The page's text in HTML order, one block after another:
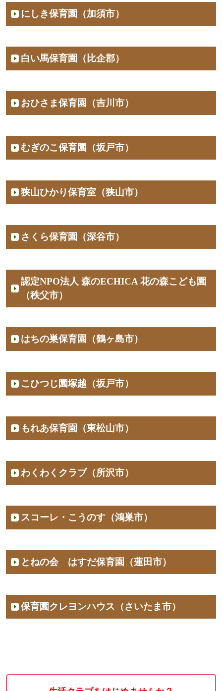
にしき保育園（加須市）
白い馬保育園（比企郡）
おひさま保育園（吉川市）
むぎのこ保育園（坂戸市）
狭山ひかり保育室（狭山市）
さくら保育園（深谷市）
認定NPO法人 森のECHICA 花の森こども園
（秩父市）
はちの巣保育園（鶴ヶ島市）
こひつじ園塚越（坂戸市）
もれあ保育園（東松山市）
わくわくクラブ（所沢市）
スコーレ・こうのす（鴻巣市）
とねの会 はすだ保育園（蓮田市）
保育園クレヨンハウス（さいたま市）